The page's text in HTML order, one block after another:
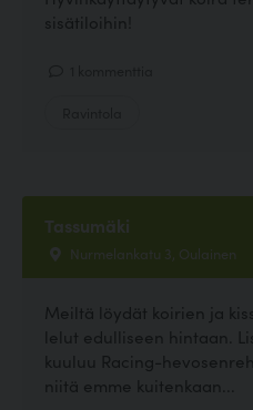
sisätiloihin!
Tassumäki
Nurmelankatu 3, Oulainen
Meiltä löydät koirien ja
lelut edulliseen hintaan.
kuuluu Racing-
niitä emme kuitenkaan...